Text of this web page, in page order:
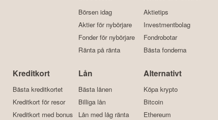
Börsen idag
Aktier för nybörjare
Fonder för nybörjare
Ränta på ränta
Aktietips
Investmentbolag
Fondrobotar
Bästa fonderna
Kreditkort
Bästa kreditkortet
Kreditkort för resor
Kreditkort med bonus
Lån
Bästa lånen
Billiga lån
Lån med låg ränta
Alternativt
Köpa krypto
Bitcoin
Ethereum